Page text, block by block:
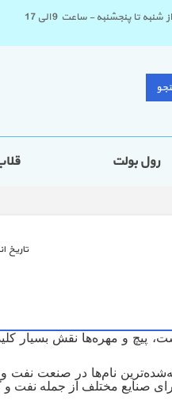
از شنبه تا پنجشنبه - ساعت 9 الی 17
رول بولت
تاريخ
پیچ و مهره‌ها نقش بسیار
نام‌ها در صنعت
صنایع مختلف از جمله نفت و